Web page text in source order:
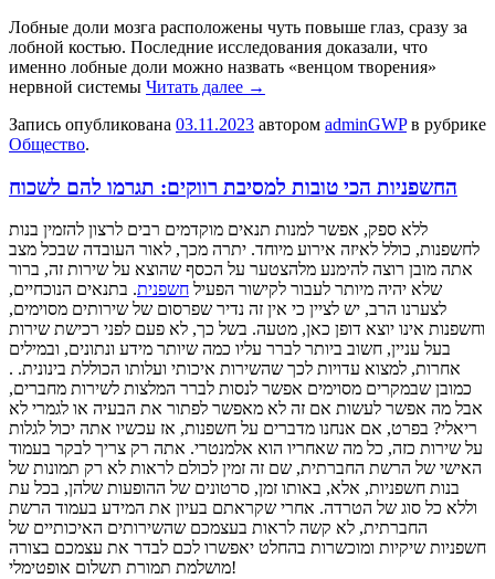
Лобные доли мозга расположены чуть повыше глаз, сразу за
лобной костью. Последние исследования доказали, что
именно лобные доли можно назвать «венцом творения»
нервной системы Читать далее →
Запись опубликована 03.11.2023 автором adminGWPв рубрике
Общество.
החשפניות הכי טובות למסיבת רווקים: תגרמו להם לשכוח
ללא ספק, אפשר למנות תנאים מוקדמים רבים לרצון להזמין בנות
לחשפנות, כולל לאיזה אירוע מיוחד. יתרה מכך, לאור העובדה שבכל מצב
אתה מובן רוצה להימנע מלהצטער על הכסף שהוצא על שירות זה, ברור
שלא יהיה מיותר לעבור לקישור הפעיל חשפנית. בתנאים הנוכחיים,
לצערנו הרב, יש לציין כי אין זה נדיר שפרסום של שירותים מסוימים,
וחשפנות אינו יוצא דופן כאן, מטעה. בשל כך, לא פעם לפני רכישת שירות
בעל עניין, חשוב ביותר לברר עליו כמה שיותר מידע ונתונים, ובמילים
אחרות, למצוא עדויות לכך שהשירות איכותי ועלותו הכוללת בינונית. .
כמובן שבמקרים מסוימים אפשר לנסות לברר המלצות לשירות מחברים,
אבל מה אפשר לעשות אם זה לא מאפשר לפתור את הבעיה או לגמרי לא
ריאלי? בפרט, אם אנחנו מדברים על חשפנות, אז עכשיו אתה יכול לגלות
על שירות כזה, כל מה שאחריו הוא אלמנטרי. אתה רק צריך לבקר בעמוד
האישי של הרשת החברתית, שם זה זמין לכולם לראות לא רק תמונות של
בנות חשפניות, אלא, באותו זמן, סרטונים של ההופעות שלהן, בכל עת
וללא כל סוג של הטרדה. אחרי שקראתם בעיון את המידע בעמוד הרשת
החברתית, לא קשה לראות בעצמכם שהשירותים האיכותיים של
חשפניות שיקיות ומוכשרות בהחלט יאפשרו לכם לבדר את עצמכם בצורה
מושלמת תמורת תשלום אופטימלי!